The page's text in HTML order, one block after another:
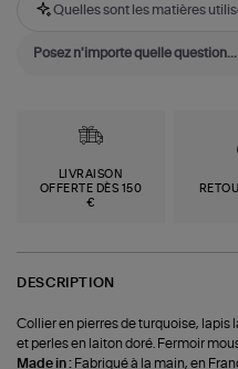
Quelles sont les matières
LIVRAISON
OFFERTE DÈS 150
€
DESCRIPTION
Collier en pierres de turquoise, lapis
et perles en laiton doré. Fermoir
Made in : Fabriqué à la main, en